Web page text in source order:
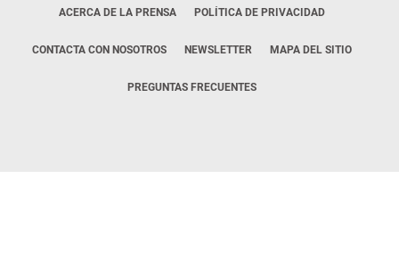
ACERCA DE LA PRENSA POLÍTICA DE PRIVACIDAD
CONTACTA CON NOSOTROS NEWSLETTER MAPA DEL SITIO
PREGUNTAS FRECUENTES